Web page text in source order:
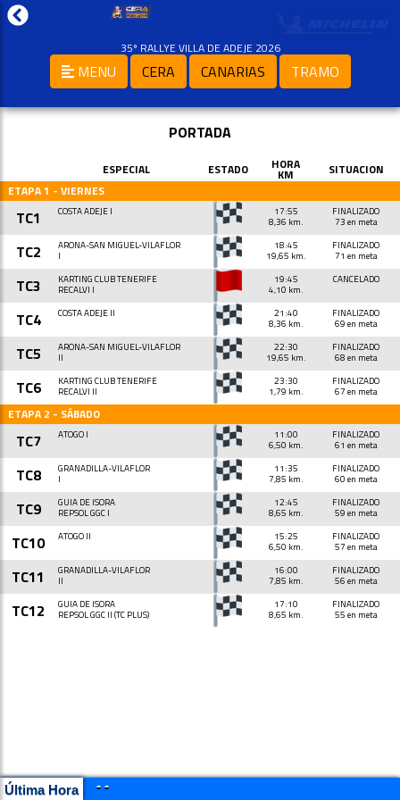
35º RALLYE VILLA DE ADEJE 2026
MENU CERA CANARIAS TRAMO
PORTADA
ESPECIAL ESTADO HORA
KM
SITUACION
ETAPA 1 - VIERNES
TC1 COSTA ADEJE I
17:55
8,36 km.
FINALIZADO
73 en meta
TC2
ARONA-SAN MIGUEL-VILAFLOR
I
18:45
19,65 km.
FINALIZADO
71 en meta
TC3
KARTING CLUB TENERIFE
RECALVI I
19:45
4,10 km.
CANCELADO
TC4 COSTA ADEJE II
21:40
8,36 km.
FINALIZADO
69 en meta
TC5
ARONA-SAN MIGUEL-VILAFLOR
II
22:30
19,65 km.
FINALIZADO
68 en meta
TC6
KARTING CLUB TENERIFE
RECALVI II
23:30
1,79 km.
FINALIZADO
67 en meta
ETAPA 2 - SÁBADO
TC7 ATOGO I
11:00
6,50 km.
FINALIZADO
61 en meta
TC8
GRANADILLA-VILAFLOR
I
11:35
7,85 km.
FINALIZADO
60 en meta
TC9
GUIA DE ISORA
REPSOL GGC I
12:45
8,65 km.
FINALIZADO
59 en meta
TC10 ATOGO II
15:25
6,50 km.
FINALIZADO
57 en meta
TC11
GRANADILLA-VILAFLOR
II
16:00
7,85 km.
FINALIZADO
56 en meta
TC12
GUIA DE ISORA
REPSOL GGC II (TC PLUS)
17:10
8,65 km.
FINALIZADO
55 en meta
Última Hora
- -